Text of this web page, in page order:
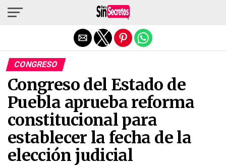
CONGRESO
Congreso del Estado de
Puebla aprueba reforma
constitucional para
establecer la fecha de la
elección judicial
Salir de la versión móvil